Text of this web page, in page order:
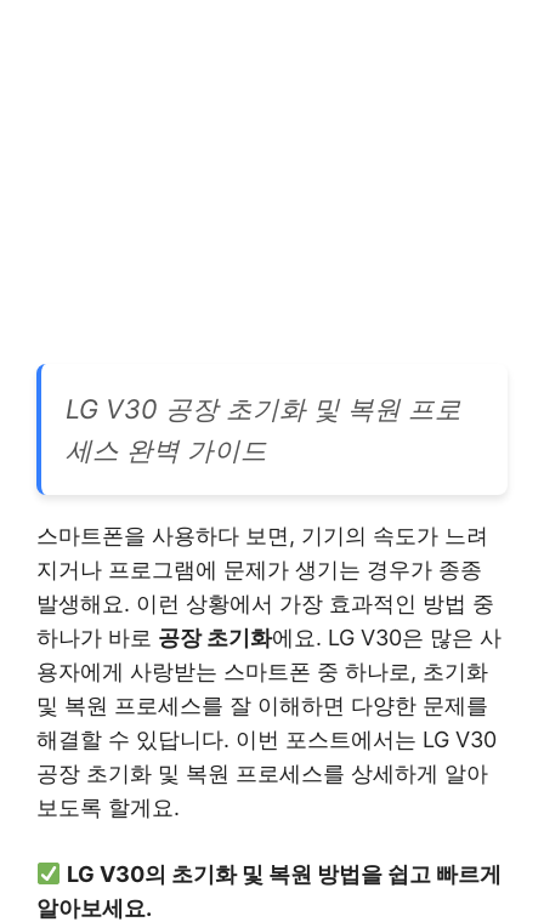
LG V30 공장 초기화 및 복원 프로
세스 완벽 가이드
스마트폰을 사용하다 보면, 기기의 속도가 느려
지거나 프로그램에 문제가 생기는 경우가 종종
발생해요. 이런 상황에서 가장 효과적인 방법 중
하나가 바로 공장 초기화에요. LG V30은 많은 사
용자에게 사랑받는 스마트폰 중 하나로, 초기화
및 복원 프로세스를 잘 이해하면 다양한 문제를
해결할 수 있답니다. 이번 포스트에서는 LG V30
공장 초기화 및 복원 프로세스를 상세하게 알아
보도록 할게요.
LG V30의 초기화 및 복원 방법을 쉽고 빠르게
알아보세요.